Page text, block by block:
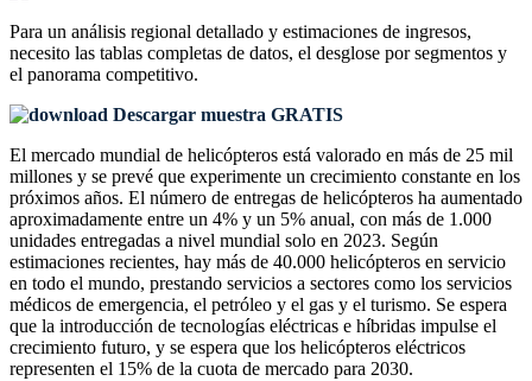
Para un análisis regional detallado y estimaciones de ingresos,
necesito las tablas completas de datos, el desglose por segmentos y
el panorama competitivo.
Descargar muestra GRATIS
El mercado mundial de helicópteros está valorado en más de 25 mil
millones y se prevé que experimente un crecimiento constante en los
próximos años. El número de entregas de helicópteros ha aumentado
aproximadamente entre un 4% y un 5% anual, con más de 1.000
unidades entregadas a nivel mundial solo en 2023. Según
estimaciones recientes, hay más de 40.000 helicópteros en servicio
en todo el mundo, prestando servicios a sectores como los servicios
médicos de emergencia, el petróleo y el gas y el turismo. Se espera
que la introducción de tecnologías eléctricas e híbridas impulse el
crecimiento futuro, y se espera que los helicópteros eléctricos
representen el 15% de la cuota de mercado para 2030.